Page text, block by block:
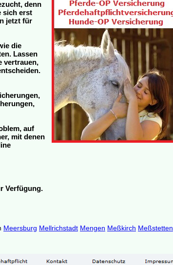
denn
sich erst
jetzt für
die
Lassen
vertrauen,
auf
mit denen
Verfügung.
Meersburg Mellrichstadt Mengen Meßkirch Meßstetten